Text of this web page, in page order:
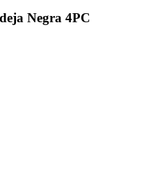
Negra 4PC